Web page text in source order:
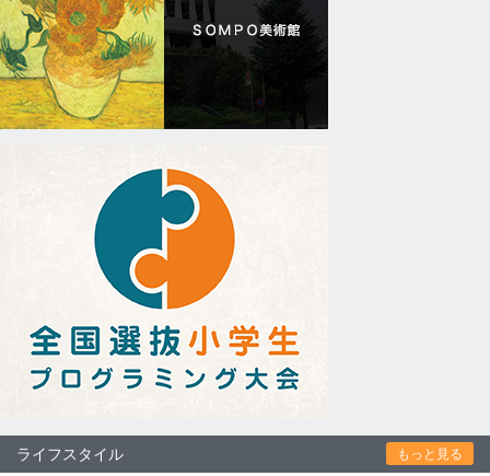
ライフスタイル もっと見る